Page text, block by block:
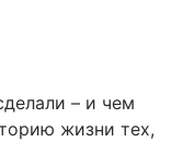
– и чем
жизни тех,